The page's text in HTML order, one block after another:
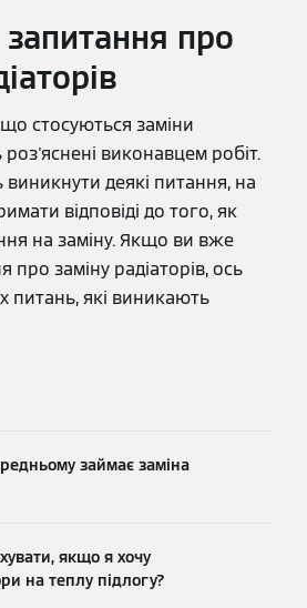
про
стосуються заміни
роз'яснені виконавцем робіт.
деякі питання, на
відповіді до того, як
на заміну. Якщо ви вже
заміну радіаторів, ось
питань, які виникають
займає заміна
якщо я хочу
на теплу підлогу?